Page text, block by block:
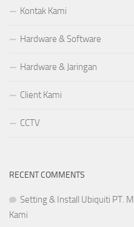
Kontak Kami
Hardware & Software
Hardware & Jaringan
Client Kami
CCTV
RECENT COMMENTS
Setting & Install Ubiquiti PT.
Kami